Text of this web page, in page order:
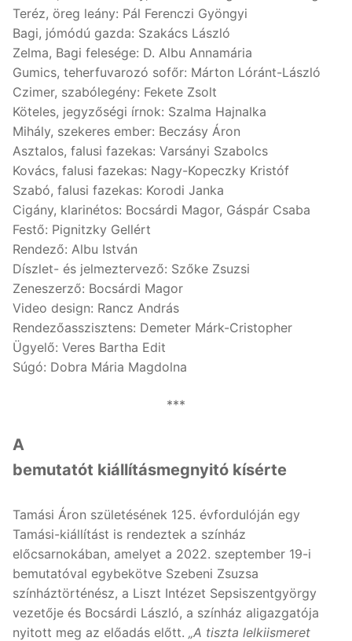
Teréz, öreg leány: Pál Ferenczi Gyöngyi
Bagi, jómódú gazda: Szakács László
Zelma, Bagi felesége: D. Albu Annamária
Gumics, teherfuvarozó sofőr: Márton Lóránt-László
Czimer, szabólegény: Fekete Zsolt
Köteles, jegyzőségi írnok: Szalma Hajnalka
Mihály, szekeres ember: Beczásy Áron
Asztalos, falusi fazekas: Varsányi Szabolcs
Kovács, falusi fazekas: Nagy-Kopeczky Kristóf
Szabó, falusi fazekas: Korodi Janka
Cigány, klarinétos: Bocsárdi Magor, Gáspár Csaba
Festő: Pignitzky Gellért
Rendező: Albu István
Díszlet- és jelmeztervező: Szőke Zsuzsi
Zeneszerző: Bocsárdi Magor
Video design: Rancz András
Rendezőasszisztens: Demeter Márk-Cristopher
Ügyelő: Veres Bartha Edit
Súgó: Dobra Mária Magdolna
***
A
bemutatót kiállításmegnyitó kísérte
Tamási Áron születésének 125. évfordulóján egy
Tamási-kiállítást is rendeztek a színház
előcsarnokában, amelyet a 2022. szeptember 19-i
bemutatóval egybekötve Szebeni Zsuzsa
színháztörténész, a Liszt Intézet Sepsiszentgyörgy
vezetője és Bocsárdi László, a színház aligazgatója
nyitott meg az előadás előtt. „A tiszta lelkiismeret